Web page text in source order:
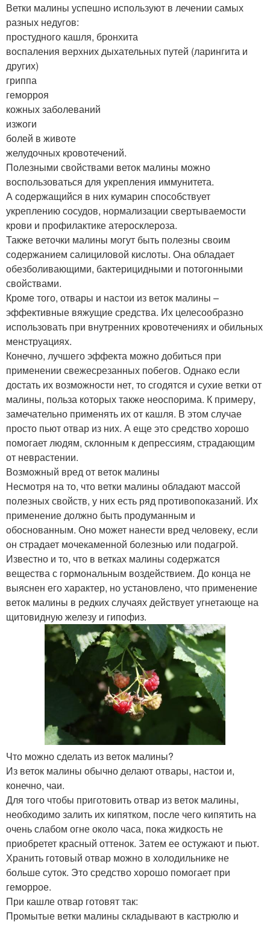
Ветки малины успешно используют в лечении самых
разных недугов:
простудного кашля, бронхита
воспаления верхних дыхательных путей (ларингита и
других)
гриппа
геморроя
кожных заболеваний
изжоги
болей в животе
желудочных кровотечений.
Полезными свойствами веток малины можно
воспользоваться для укрепления иммунитета.
А содержащийся в них кумарин способствует
укреплению сосудов, нормализации свертываемости
крови и профилактике атеросклероза.
Также веточки малины могут быть полезны своим
содержанием салициловой кислоты. Она обладает
обезболивающими, бактерицидными и потогонными
свойствами.
Кроме того, отвары и настои из веток малины –
эффективные вяжущие средства. Их целесообразно
использовать при внутренних кровотечениях и обильных
менструациях.
Конечно, лучшего эффекта можно добиться при
применении свежесрезанных побегов. Однако если
достать их возможности нет, то сгодятся и сухие ветки от
малины, польза которых также неоспорима. К примеру,
замечательно применять их от кашля. В этом случае
просто пьют отвар из них. А еще это средство хорошо
помогает людям, склонным к депрессиям, страдающим
от неврастении.
Возможный вред от веток малины
Несмотря на то, что ветки малины обладают массой
полезных свойств, у них есть ряд противопоказаний. Их
применение должно быть продуманным и
обоснованным. Оно может нанести вред человеку, если
он страдает мочекаменной болезнью или подагрой.
Известно и то, что в ветках малины содержатся
вещества с гормональным воздействием. До конца не
выяснен его характер, но установлено, что применение
веток малины в редких случаях действует угнетающе на
щитовидную железу и гипофиз.
Что можно сделать из веток малины?
Из веток малины обычно делают отвары, настои и,
конечно, чаи.
Для того чтобы приготовить отвар из веток малины,
необходимо залить их кипятком, после чего кипятить на
очень слабом огне около часа, пока жидкость не
приобретет красный оттенок. Затем ее остужают и пьют.
Хранить готовый отвар можно в холодильнике не
больше суток. Это средство хорошо помогает при
геморрое.
При кашле отвар готовят так:
Промытые ветки малины складывают в кастрюлю и